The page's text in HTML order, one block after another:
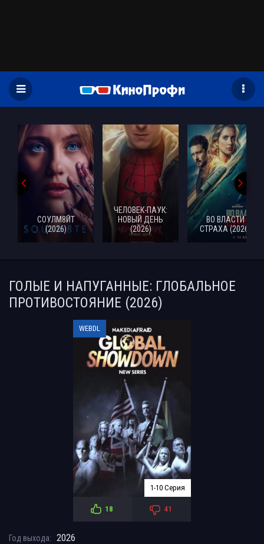
СОУЛМ8ЙТ
(2026)
ЧЕЛОВЕК-ПАУК:
НОВЫЙ ДЕНЬ
(2026)
ВО ВЛАСТИ
СТРАХА (2026)
ГОЛЫЕ И НАПУГАННЫЕ: ГЛОБАЛЬНОЕ
ПРОТИВОСТОЯНИЕ (2026)
WEBDL
1-10 Серия
18 41
Год выхода: 2026